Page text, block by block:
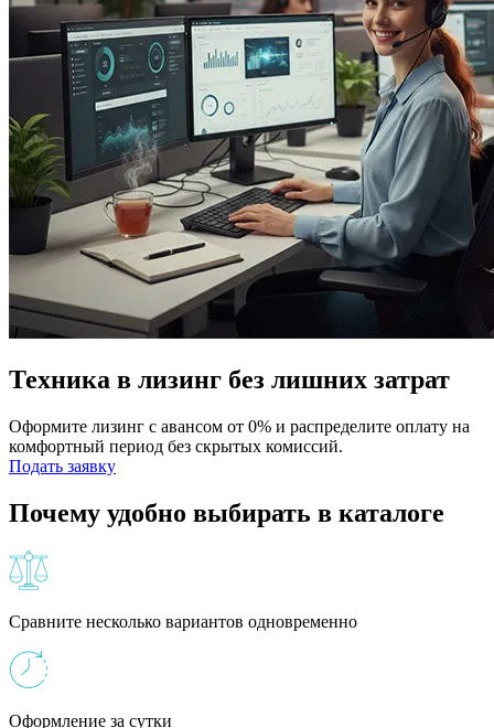
Техника в лизинг без лишних затрат
Оформите лизинг с авансом от 0% и распределите оплату на
комфортный период без скрытых комиссий.
Подать заявку
Почему удобно выбирать в каталоге
Сравните несколько вариантов одновременно
Оформление за сутки